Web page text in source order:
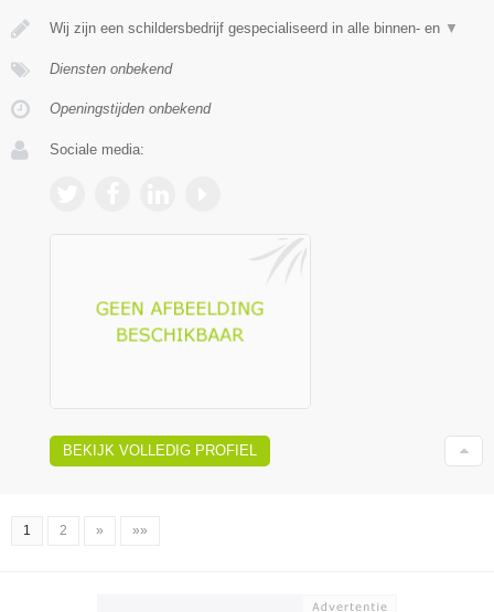
Wij zijn een schildersbedrijf gespecialiseerd in alle binnen- en ▼
Diensten onbekend
Openingstijden onbekend
Sociale media:
BEKIJK VOLLEDIG PROFIEL
1 2 » »»